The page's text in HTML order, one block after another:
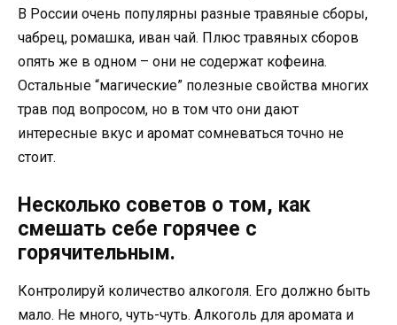
В России очень популярны разные травяные сборы,
чабрец, ромашка, иван чай. Плюс травяных сборов
опять же в одном – они не содержат кофеина.
Остальные “магические” полезные свойства многих
трав под вопросом, но в том что они дают
интересные вкус и аромат сомневаться точно не
стоит.
Несколько советов о том, как
смешать себе горячее с
горячительным.
Контролируй количество алкоголя. Его должно быть
мало. Не много, чуть-чуть. Алкоголь для аромата и